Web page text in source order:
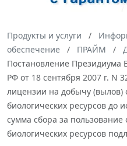
Продукты и услуги
обеспечение
ПРАЙМ
Постановление Президиума
РФ от 18 сентября 2007 г. N
лицензии на добычу (вылов)
биологических ресурсов до
сумма сбора за
биологических ресурсов